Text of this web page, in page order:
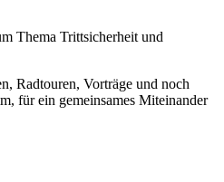
Thema Trittsicherheit und
Radtouren, Vorträge und noch
für ein gemeinsames Miteinander